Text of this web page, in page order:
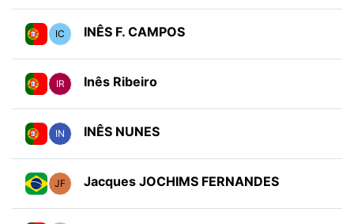
IC INÊS F. CAMPOS
IR Inês Ribeiro
IN INÊS NUNES
JF Jacques JOCHIMS FERNANDES